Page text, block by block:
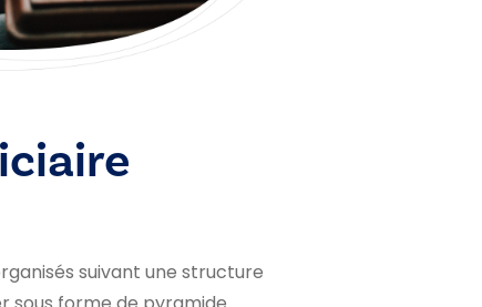
suivant une structure